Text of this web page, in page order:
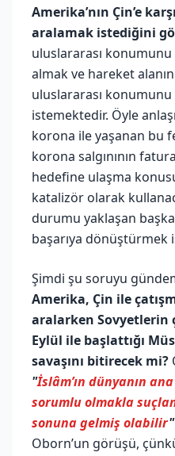
Amerika’nın Çin’e
aralamak istediğini
uluslararası
almak ve hareket
uluslararası
istemektedir. Öyle
korona ile yaşanan bu
korona salgınının
hedefine ulaşma
katalizör olarak
durumu yaklaşan
başarıya dönüştürmek
Şimdi şu soruyu
Amerika, Çin ile
aralarken Sovyetlerin
Eylül ile başlattığı
savaşını bitirecek mi?
"İslâm’ın dünyanın
sorumlu olmakla
sonuna gelmiş olabilir"
Oborn’un görüşü,